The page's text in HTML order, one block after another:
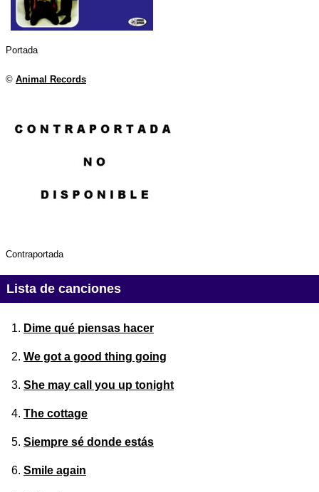
Portada
© Animal Records
Contraportada
Lista de canciones
Dime qué piensas hacer
We got a good thing going
She may call you up tonight
The cottage
Siempre sé donde estás
Smile again